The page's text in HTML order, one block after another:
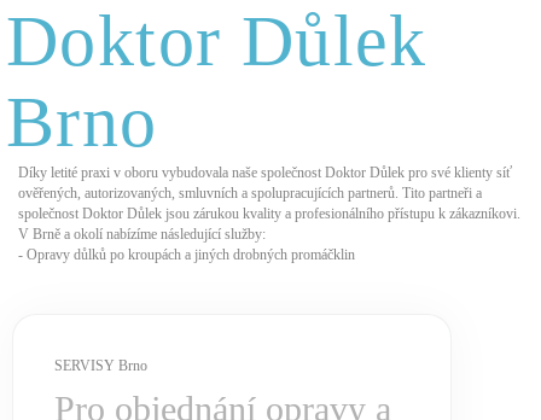
Doktor Důlek
Brno
Díky letité praxi v oboru vybudovala naše společnost Doktor Důlek pro své klienty síť
ověřených, autorizovaných, smluvních a spolupracujících partnerů. Tito partneři a
společnost Doktor Důlek jsou zárukou kvality a profesionálního přístupu k zákazníkovi.
V Brně a okolí nabízíme následující služby:
- Opravy důlků po kroupách a jiných drobných promáčklin
SERVISY Brno
Pro objednání opravy a